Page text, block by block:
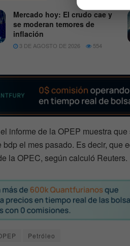
Mercado hoy: El crudo cae y
se moderan temores de
inflación
3 DE AGOSTO DE 2026 554
informe de la OPEP muestra
bdp el mes pasado. Es decir, que
la OPEC, según calculó Reuters.
Petróleo